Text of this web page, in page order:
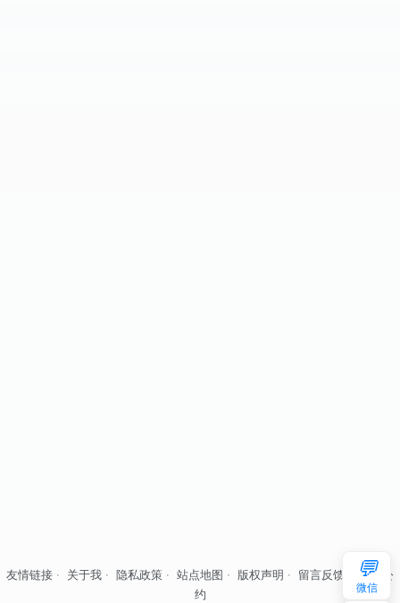
友情链接 · 关于我 · 隐私政策 · 站点地图 · 版权声明 · 留言反馈
自律公
约
💬
微信